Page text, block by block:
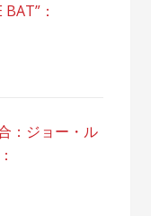
：
：ジョー・ル